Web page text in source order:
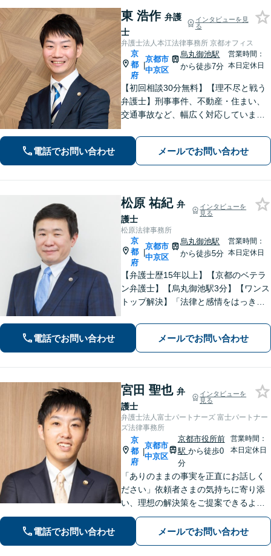
東 浩作 弁護
士
インタビューを見
る
弁護士法人本江法律事務所 京都オフィス
京
都
府
|
京都市
中京区
烏丸御池駅
から徒歩7分
営業時間：
本日定休日
【初回相談30分無料】【理不尽と戦う
弁護士】刑事事件、不動産・住まい、
交通事故など、幅広く対応していま
い、最善の結果を目指します。お困り
の場合は、お気軽に弁護士にご相談く
ださい。【電話・メール・WEB相談
可】
電話でお問い合わせ メールでお問い合わせ
松原 祐紀 弁
護士
インタビューを
見る
松原法律事務所
京
都
府
|
京都市
中京区
烏丸御池駅
から徒歩5分
営業時間：
本日定休日
【弁護士歴15年以上】【京都のベテラ
ン弁護士】【烏丸御池駅3分】【ワンス
トップ解決】「法律と感情をはっきり
問題、新型コロナが原因の借金、不動
産問題なども幅広く対応【女性弁護士
も在籍】【初回相談30分無料】
電話でお問い合わせ メールでお問い合わせ
宮田 聖也 弁
護士
インタビューを
見る
弁護士法人富士パートナーズ 富士パートナー
ズ法律事務所
京
都
府
|
京都市
中京区
京都市役所前
駅 から徒歩0
分
営業時間：
本日定休日
「ありのままの事実を正直にお話しく
ださい」依頼者さまの気持ちに寄り添
い、理想の解決策をご提案できるよう
尽力します【交通事故事件の実績豊
富】【賠償金が2倍に増額した事例あ
り】依頼者さまに代わってさまざまな
電話でお問い合わせ メールでお問い合わせ